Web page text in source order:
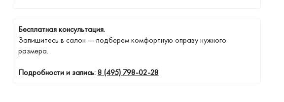
Бесплатная консультация.
Запишитесь в салон — подберем комфортную оправу нужного
размера.
Подробности и запись:8 (495) 798-02-28